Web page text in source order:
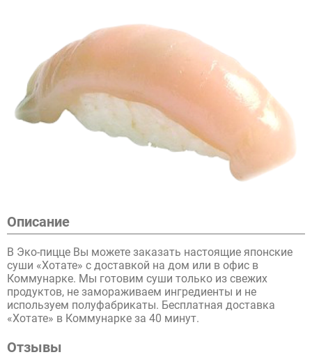
Описание
В Эко-пицце Вы можете заказать настоящие японские
суши «Хотате» с доставкой на дом или в офис в
Коммунарке. Мы готовим суши только из свежих
продуктов, не замораживаем ингредиенты и не
используем полуфабрикаты. Бесплатная доставка
«Хотате» в Коммунарке за 40 минут.
Отзывы